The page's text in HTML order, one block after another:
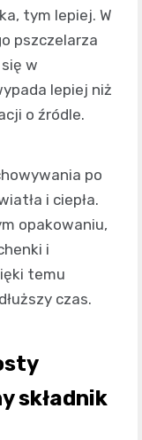
tym lepiej. W
pszczelarza
w
lepiej niż
o źródle.
po
i ciepła.
opakowaniu,
i
temu
czas.
składnik